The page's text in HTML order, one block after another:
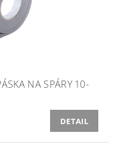
NA SPÁRY 10-
DETAIL